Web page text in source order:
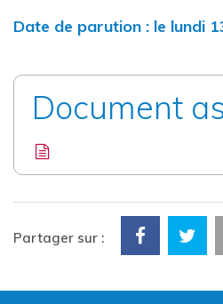
Date de parution : le lundi
Document
Partager sur :